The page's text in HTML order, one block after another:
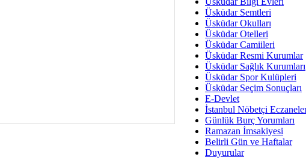
Ruhsal
Üsküdar
Üsküdar Semtleri
Üsküdar Okulları
Üsküdar Otelleri
Üsküdar Camiileri
Üsküdar Resmi Kurumlar
Üsküdar Sağlık Kurumları
Üsküdar Spor Kulüpleri
Üsküdar Seçim Sonuçları
E-Devlet
İstanbul Nöbetçi
Günlük Burç Yorumları
Ramazan İmsakiyesi
Belirli Gün ve Haftalar
Duyurular